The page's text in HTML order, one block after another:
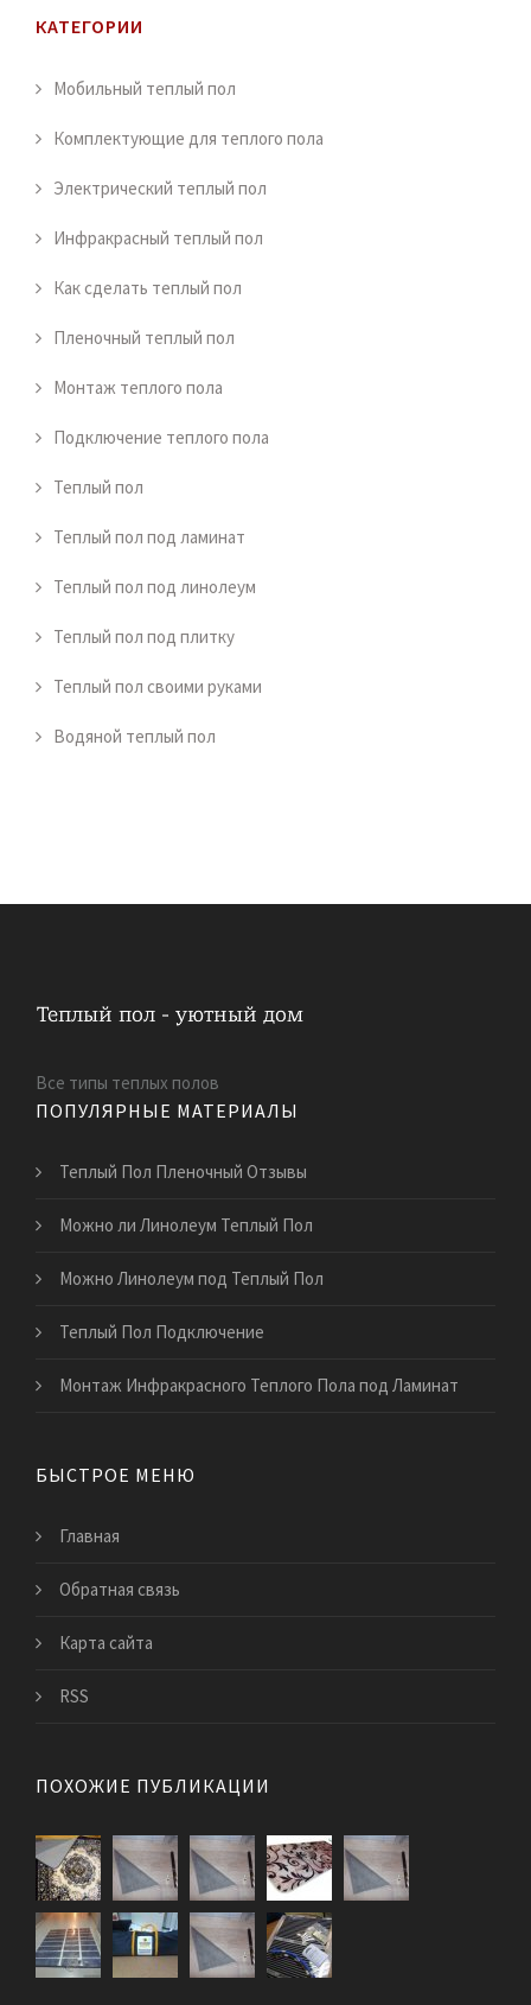
КАТЕГОРИИ
Мобильный теплый пол
Комплектующие для теплого пола
Электрический теплый пол
Инфракрасный теплый пол
Как сделать теплый пол
Пленочный теплый пол
Монтаж теплого пола
Подключение теплого пола
Теплый пол
Теплый пол под ламинат
Теплый пол под линолеум
Теплый пол под плитку
Теплый пол своими руками
Водяной теплый пол
Все типы теплых полов
ПОПУЛЯРНЫЕ МАТЕРИАЛЫ
Теплый Пол Пленочный Отзывы
Можно ли Линолеум Теплый Пол
Можно Линолеум под Теплый Пол
Теплый Пол Подключение
Монтаж Инфракрасного Теплого Пола под Ламинат
БЫСТРОЕ МЕНЮ
Главная
Обратная связь
Карта сайта
RSS
ПОХОЖИЕ ПУБЛИКАЦИИ